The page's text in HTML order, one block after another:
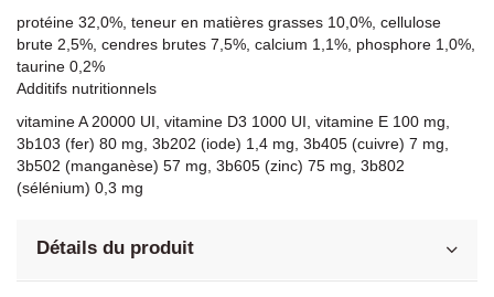
protéine 32,0%, teneur en matières grasses 10,0%, cellulose
brute 2,5%, cendres brutes 7,5%, calcium 1,1%, phosphore 1,0%,
taurine 0,2%
Additifs nutritionnels
vitamine A 20000 UI, vitamine D3 1000 UI, vitamine E 100 mg,
3b103 (fer) 80 mg, 3b202 (iode) 1,4 mg, 3b405 (cuivre) 7 mg,
3b502 (manganèse) 57 mg, 3b605 (zinc) 75 mg, 3b802
(sélénium) 0,3 mg
Détails du produit